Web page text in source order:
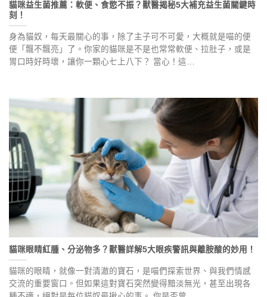
貓咪益生菌推薦：軟便、食慾不振？獸醫揭秘5大補充益生菌關鍵時
刻！
身為貓奴，每天最關心的事，除了主子可不可愛，大概就是喵的便
便「飄不飄亮」了。你家的貓咪是不是也常常軟便、拉肚子，或是
胃口時好時壞，讓你一顆心七上八下？ 當心！這…
貓咪眼睛紅腫、分泌物多？獸醫詳解5大眼疾警訊與離胺酸的妙用！
貓咪的眼睛，就像一對清澈的寶石，是喵們探索世界、與我們情感
交流的重要窗口。但如果這對寶石突然變得黯淡無光，甚至出現各